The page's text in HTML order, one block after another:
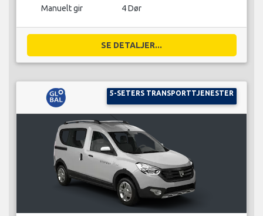
Manuelt gir 4 Dør
SE DETALJER...
5-SETERS TRANSPORTTJENESTER